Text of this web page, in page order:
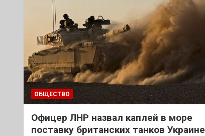
ОБЩЕСТВО
Офицер ЛНР назвал каплей в море
поставку британских танков Украине